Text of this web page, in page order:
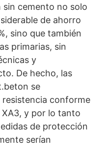
cemento no solo
de ahorro
sino que también
primarias, sin
y
De hecho, las
se
conforme
XA3, y por lo tanto
de protección
serían